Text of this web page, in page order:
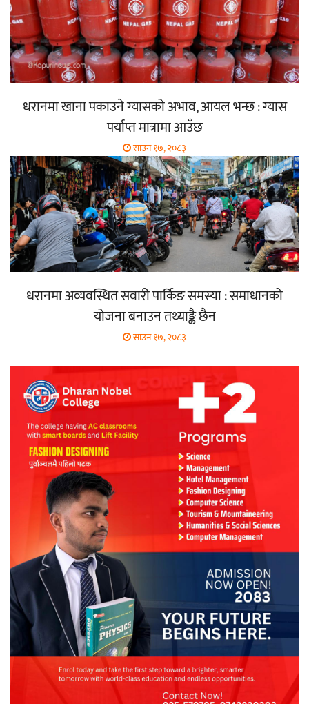
धरानमा खाना पकाउने ग्यासको अभाव, आयल भन्छ : ग्यास
पर्याप्त मात्रामा आउँछ
साउन १७, २०८३
धरानमा अव्यवस्थित सवारी पार्किङ समस्या : समाधानको
योजना बनाउन तथ्याङ्कै छैन
साउन १७, २०८३